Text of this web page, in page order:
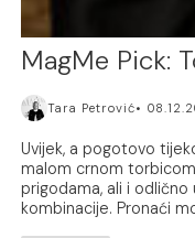
MagMe Pick:
Tara Petrović
Uvijek, a pogotovo
malom crnom
prigodama, ali i
kombinacije. Pronaći